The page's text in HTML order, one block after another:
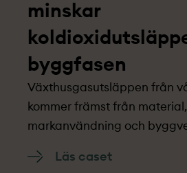
minskar
byggfasen
Växthusgasutsläppen från
kommer främst från material,
markanvändning och
minskning av denna
Läs caset